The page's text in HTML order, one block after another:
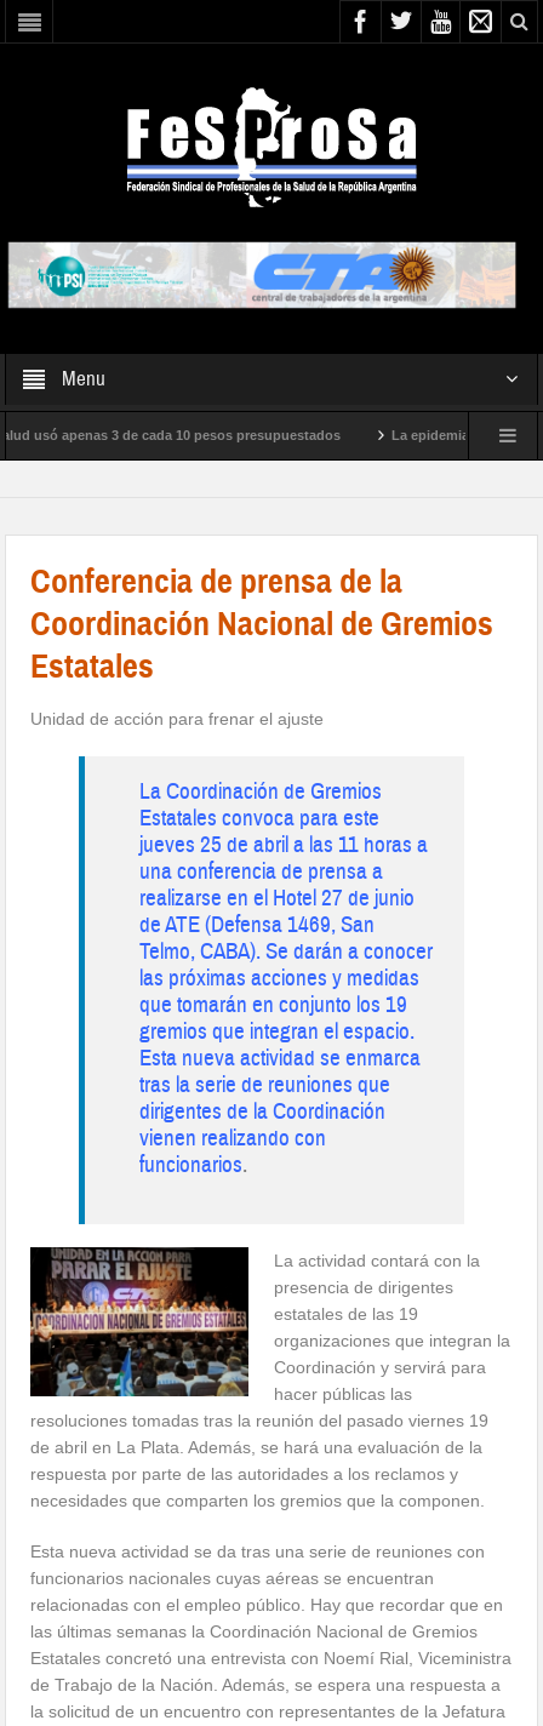
Menu
apenas 3 de cada 10 pesos presupuestados La epidemia de influenza
Conferencia de prensa de la
Coordinación Nacional de Gremios
Estatales
Unidad de acción para frenar el ajuste
La Coordinación de Gremios
Estatales convoca para este
jueves 25 de abril a las 11 horas a
una conferencia de prensa a
realizarse en el Hotel 27 de junio
de ATE (Defensa 1469, San
Telmo, CABA). Se darán a conocer
las próximas acciones y medidas
que tomarán en conjunto los 19
gremios que integran el espacio.
Esta nueva actividad se enmarca
tras la serie de reuniones que
dirigentes de la Coordinación
vienen realizando con
funcionarios.
La actividad contará con la
presencia de dirigentes
estatales de las 19
organizaciones que integran la
Coordinación y servirá para
hacer públicas las
resoluciones tomadas tras la reunión del pasado viernes 19
de abril en La Plata. Además, se hará una evaluación de la
respuesta por parte de las autoridades a los reclamos y
necesidades que comparten los gremios que la componen.
Esta nueva actividad se da tras una serie de reuniones con
funcionarios nacionales cuyas aéreas se encuentran
relacionadas con el empleo público. Hay que recordar que en
las últimas semanas la Coordinación Nacional de Gremios
Estatales concretó una entrevista con Noemí Rial, Viceministra
de Trabajo de la Nación. Además, se espera una respuesta a
la solicitud de un encuentro con representantes de la Jefatura